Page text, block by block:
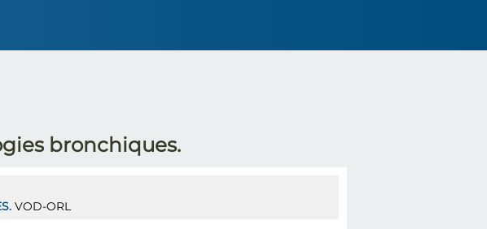
bronchiques.
VOD-ORL